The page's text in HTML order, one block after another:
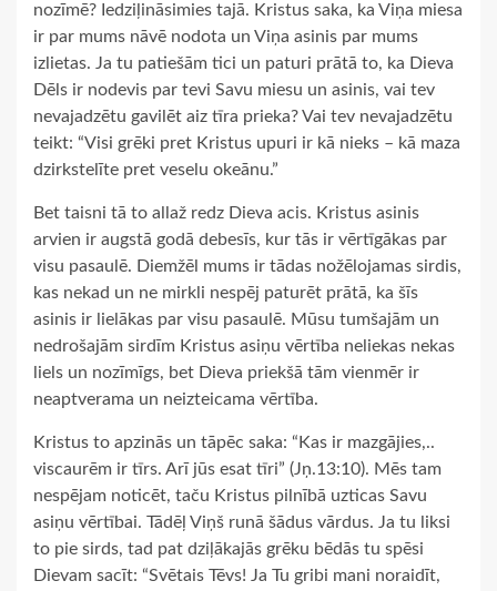
nozīmē? Iedziļināsimies tajā. Kristus saka, ka Viņa miesa
ir par mums nāvē nodota un Viņa asinis par mums
izlietas. Ja tu patiešām tici un paturi prātā to, ka Dieva
Dēls ir nodevis par tevi Savu miesu un asinis, vai tev
nevajadzētu gavilēt aiz tīra prieka? Vai tev nevajadzētu
teikt: “Visi grēki pret Kristus upuri ir kā nieks – kā maza
dzirkstelīte pret veselu okeānu.”
Bet taisni tā to allaž redz Dieva acis. Kristus asinis
arvien ir augstā godā debesīs, kur tās ir vērtīgākas par
visu pasaulē. Diemžēl mums ir tādas nožēlojamas sirdis,
kas nekad un ne mirkli nespēj paturēt prātā, ka šīs
asinis ir lielākas par visu pasaulē. Mūsu tumšajām un
nedrošajām sirdīm Kristus asiņu vērtība neliekas nekas
liels un nozīmīgs, bet Dieva priekšā tām vienmēr ir
neaptverama un neizteicama vērtība.
Kristus to apzinās un tāpēc saka: “Kas ir mazgājies,..
viscaurēm ir tīrs. Arī jūs esat tīri” (Jņ.13:10). Mēs tam
nespējam noticēt, taču Kristus pilnībā uzticas Savu
asiņu vērtībai. Tādēļ Viņš runā šādus vārdus. Ja tu liksi
to pie sirds, tad pat dziļākajās grēku bēdās tu spēsi
Dievam sacīt: “Svētais Tēvs! Ja Tu gribi mani noraidīt,